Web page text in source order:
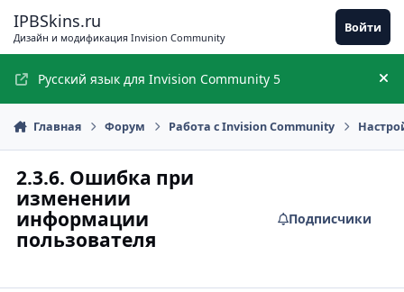
IPBSkins.ru
Дизайн и модификация Invision Community
Войти
Русский язык для Invision Community 5
Главная Форум Работа с Invision Community
2.3.6. Ошибка при
изменении
информации
пользователя
Подписчики